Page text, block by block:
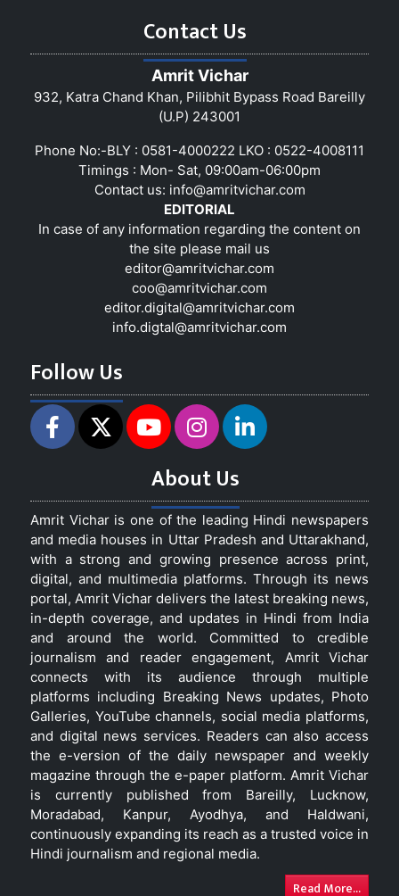
Contact Us
Amrit Vichar
932, Katra Chand Khan, Pilibhit Bypass Road Bareilly
(U.P) 243001
Phone No:-BLY : 0581-4000222 LKO : 0522-4008111
Timings : Mon- Sat, 09:00am-06:00pm
Contact us: info@amritvichar.com
EDITORIAL
In case of any information regarding the content on
the site please mail us
editor@amritvichar.com
coo@amritvichar.com
editor.digital@amritvichar.com
info.digtal@amritvichar.com
Follow Us
About Us
Amrit Vichar is one of the leading Hindi newspapers
and media houses in Uttar Pradesh and Uttarakhand,
with a strong and growing presence across print,
digital, and multimedia platforms. Through its news
portal, Amrit Vichar delivers the latest breaking news,
in-depth coverage, and updates in Hindi from India
and around the world. Committed to credible
journalism and reader engagement, Amrit Vichar
connects with its audience through multiple
platforms including Breaking News updates, Photo
Galleries, YouTube channels, social media platforms,
and digital news services. Readers can also access
the e-version of the daily newspaper and weekly
magazine through the e-paper platform. Amrit Vichar
is currently published from Bareilly, Lucknow,
Moradabad, Kanpur, Ayodhya, and Haldwani,
continuously expanding its reach as a trusted voice in
Hindi journalism and regional media.
Read More...